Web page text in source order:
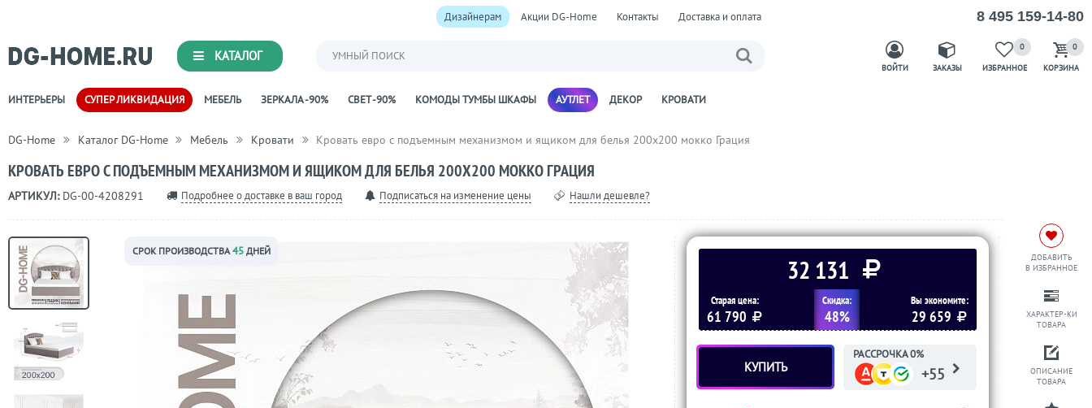
Дизайнерам Акции DG-Home Контакты Доставка и оплата 8 495 159-14-80
КАТАЛОГ УМНЫЙ ПОИСК
ВОЙТИ ЗАКАЗЫ ИЗБРАННОЕ
0
КОРЗИНА
0
ИНТЕРЬЕРЫ СУПЕР ЛИКВИДАЦИЯ МЕБЕЛЬ ЗЕРКАЛА -90% СВЕТ -90% КОМОДЫ ТУМБЫ ШКАФЫ АУТЛЕТ ДЕКОР КРОВАТИ
DG-Home Каталог DG-Home Мебель Кровати Кровать евро с подъемным механизмом и ящиком для белья 200х200 мокко Грация
КРОВАТЬ ЕВРО С ПОДЪЕМНЫМ МЕХАНИЗМОМ И ЯЩИКОМ ДЛЯ БЕЛЬЯ 200Х200 МОККО ГРАЦИЯ
АРТИКУЛ: DG-00-4208291 Подробнее о доставке в ваш город Подписаться на изменение цены Нашли дешевле?
СРОК ПРОИЗВОДСТВА45 ДНЕЙ
ДОБАВИТЬ
В ИЗБРАННОЕ
ХАРАКТЕР-КИ
ТОВАРА
ОПИСАНИЕ
ТОВАРА
32 131
Старая цена:
61 790
Скидка:
48%
Вы экономите:
29 659
КУПИТЬ
РАССРОЧКА 0%
+55